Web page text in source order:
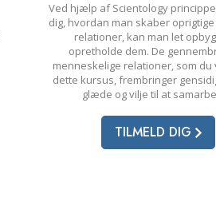
Ved hjælp af Scientology
dig, hvordan man skaber
relationer, kan man let
opretholde dem. De
menneskelige relationer, som
dette kursus, frembringer
glæde og vilje til at
TILMELD DIG